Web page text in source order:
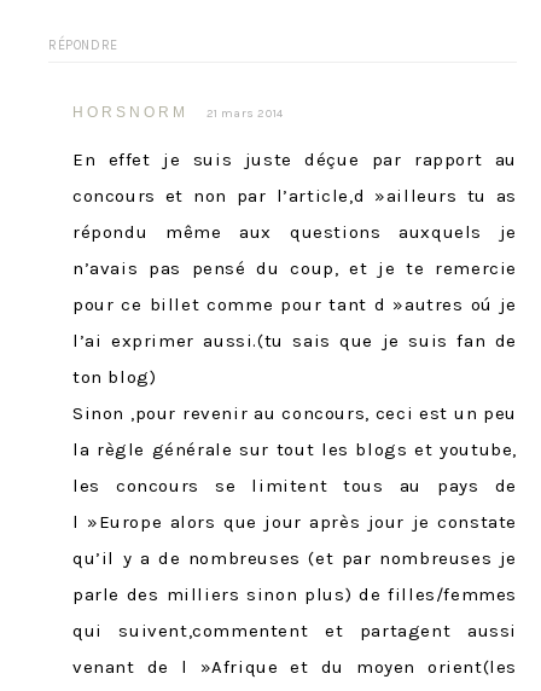
RÉPONDRE
HORSNORM 21 mars 2014
En effet je suis juste déçue par rapport au
concours et non par l’article,d »ailleurs tu as
répondu même aux questions auxquels je
n’avais pas pensé du coup, et je te remercie
pour ce billet comme pour tant d »autres oú je
l’ai exprimer aussi.(tu sais que je suis fan de
ton blog)
Sinon ,pour revenir au concours, ceci est un peu
la règle générale sur tout les blogs et youtube,
les concours se limitent tous au pays de
l »Europe alors que jour après jour je constate
qu’il y a de nombreuses (et par nombreuses je
parle des milliers sinon plus) de filles/femmes
qui suivent,commentent et partagent aussi
venant de l »Afrique et du moyen orient(les